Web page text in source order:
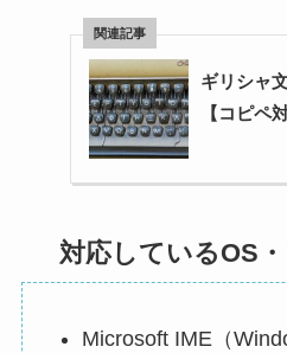
ギリシャ
【コピペ
対応しているOS
Microsoft IME（